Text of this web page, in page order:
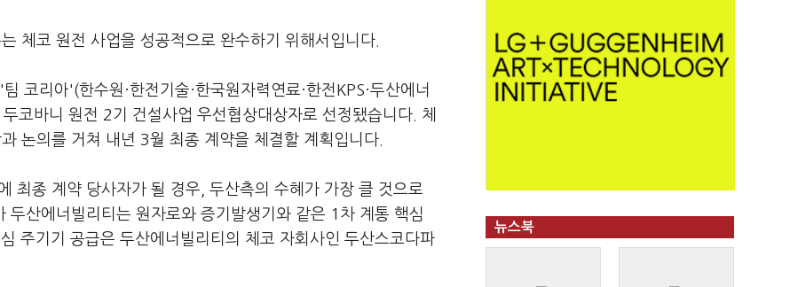
체코 원전 사업을 성공적으로 완수하기 위해서입니다.
코리아'(한수원·한전기술·한국원자력연료·한전KPS·두산에너
코바니 원전 2기 건설사업 우선협상대상자로 선정됐습니다. 체
논의를 거쳐 내년 3월 최종 계약을 체결할 계획입니다.
최종 계약 당사자가 될 경우, 두산측의 수혜가 가장 클 것으로
산에너빌리티는 원자로와 증기발생기와 같은 1차 계통 핵심
주기기 공급은 두산에너빌리티의 체코 자회사인 두산스코다파
뉴스북